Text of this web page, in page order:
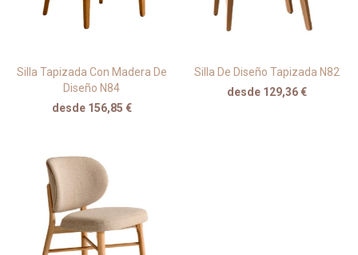
Silla Tapizada Con Madera De
Diseño N84
desde 156,85 €
Silla De Diseño Tapizada N82
desde 129,36 €